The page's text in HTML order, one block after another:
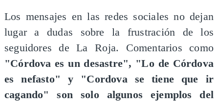
Los mensajes en las redes sociales no dejan
lugar a dudas sobre la frustración de los
seguidores de La Roja. Comentarios como
"Córdova es un desastre", "Lo de Córdova
es nefasto" y "Cordova se tiene que ir
cagando" son solo algunos ejemplos del